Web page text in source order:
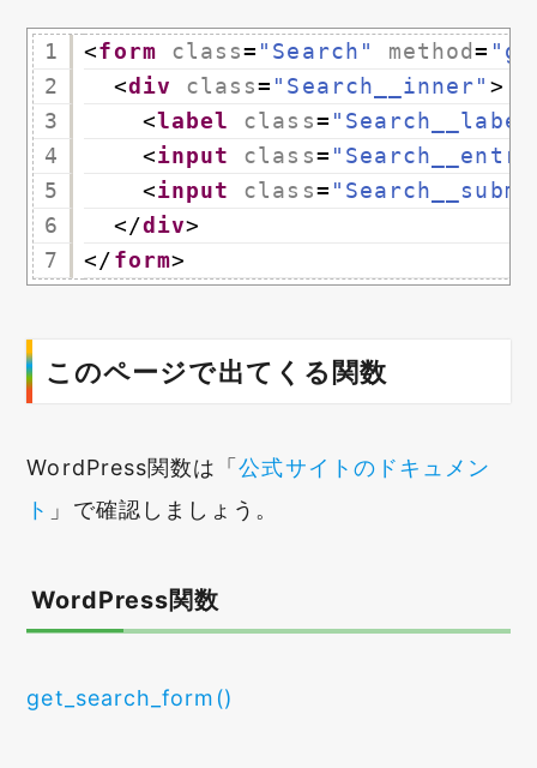
1
2
3
4
5
6
7
<form class= "Search" method=
<div class= "Search__inner" >
<label class=
<input class=
<input class=
</div>
</form>
このページで出てくる関数
WordPress関数は「公式サイトのドキュメン
ト 」で確認しましょう。
WordPress関数
get_search_form()